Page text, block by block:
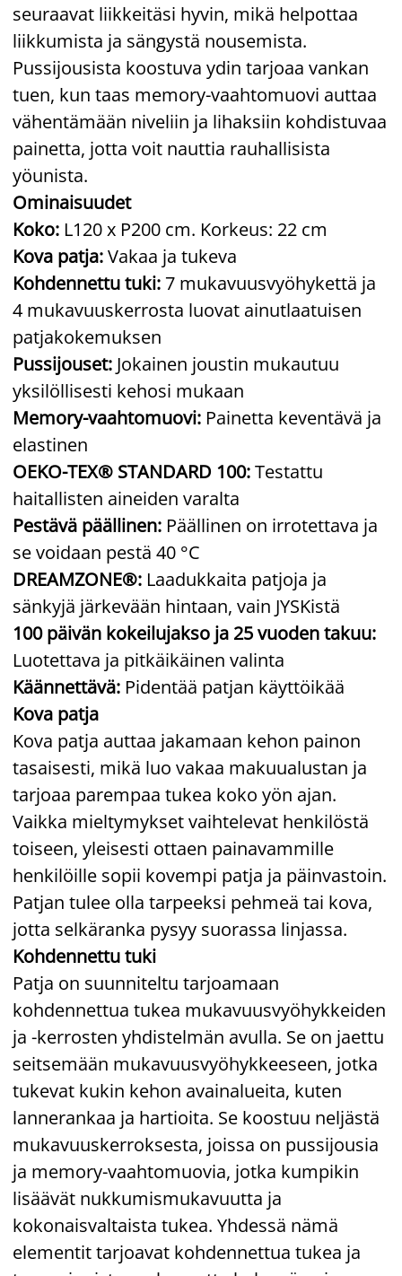
seuraavat liikkeitäsi hyvin, mikä helpottaa
liikkumista ja sängystä nousemista.
Pussijousista koostuva ydin tarjoaa vankan
tuen, kun taas memory-vaahtomuovi auttaa
vähentämään niveliin ja lihaksiin kohdistuvaa
painetta, jotta voit nauttia rauhallisista
yöunista.
Ominaisuudet
Koko: L120 x P200 cm. Korkeus: 22 cm
Kova patja:Vakaa ja tukeva
Kohdennettu tuki:7 mukavuusvyöhykettä ja
4 mukavuuskerrosta luovat ainutlaatuisen
patjakokemuksen
Pussijouset: Jokainen joustin mukautuu
yksilöllisesti kehosi mukaan
Memory-vaahtomuovi: Painetta keventävä ja
elastinen
OEKO-TEX® STANDARD 100:Testattu
haitallisten aineiden varalta
Pestävä päällinen: Päällinen on irrotettava ja
se voidaan pestä 40 °C
DREAMZONE®: Laadukkaita patjoja ja
sänkyjä järkevään hintaan, vain JYSKistä
100 päivän kokeilujakso ja 25 vuoden takuu:
Luotettava ja pitkäikäinen valinta
Käännettävä: Pidentää patjan käyttöikää
Kova patja
Kova patja auttaa jakamaan kehon painon
tasaisesti, mikä luo vakaa makuualustan ja
tarjoaa parempaa tukea koko yön ajan.
Vaikka mieltymykset vaihtelevat henkilöstä
toiseen, yleisesti ottaen painavammille
henkilöille sopii kovempi patja ja päinvastoin.
Patjan tulee olla tarpeeksi pehmeä tai kova,
jotta selkäranka pysyy suorassa linjassa.
Kohdennettu tuki
Patja on suunniteltu tarjoamaan
kohdennettua tukea mukavuusvyöhykkeiden
ja -kerrosten yhdistelmän avulla. Se on jaettu
seitsemään mukavuusvyöhykkeeseen, jotka
tukevat kukin kehon avainalueita, kuten
lannerankaa ja hartioita. Se koostuu neljästä
mukavuuskerroksesta, joissa on pussijousia
ja memory-vaahtomuovia, jotka kumpikin
lisäävät nukkumismukavuutta ja
kokonaisvaltaista tukea. Yhdessä nämä
elementit tarjoavat kohdennettua tukea ja